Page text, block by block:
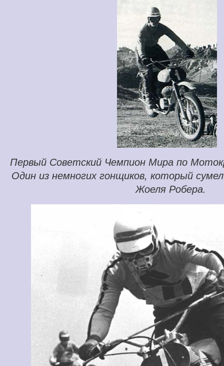
Первый Советский Чемпион Мира по
Один из немногих гонщиков, который
Жоеля Робера.